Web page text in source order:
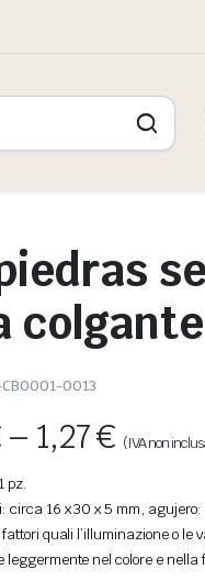
colgante
0013
– 1,27€ (IVA non
pz.
circa 16 x 30 x 5 mm, agujero:
quali l’illuminazione o
leggermente nel colore e nella